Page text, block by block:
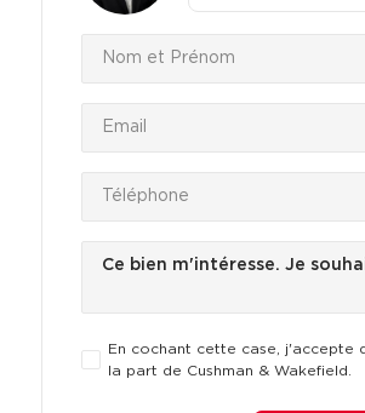
En cochant cette case, j'accepte
la part de Cushman & Wakefield.